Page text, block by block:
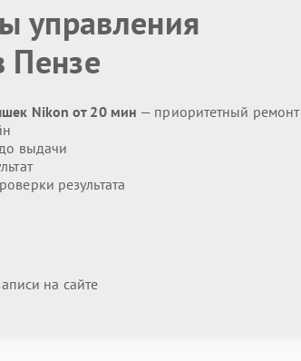
управления
Пензе
Nikon от 20 мин — приоритетный ремонт
выдачи
результата
на сайте